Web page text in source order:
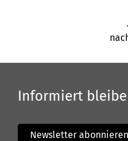
Informiert
Newsletter abonnieren